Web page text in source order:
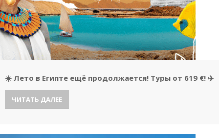
☀️ Лето в Египте ещё продолжается! Туры от 619 €! ✈️
ЧИТАТЬ ДАЛЕЕ